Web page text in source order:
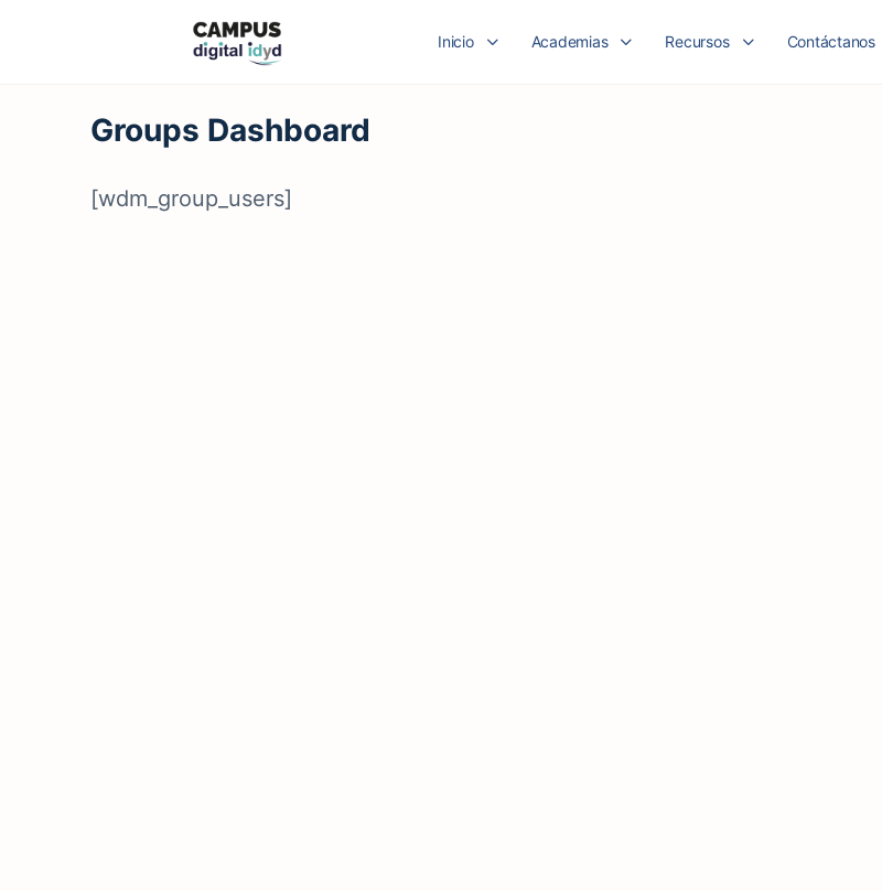
Inicio Academias Recursos Contáctanos
Groups Dashboard
[wdm_group_users]